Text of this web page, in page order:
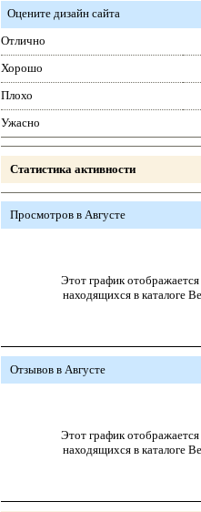
Оцените дизайн сайта
Отлично
Хорошо
Плохо
Ужасно
Статистика активности
Просмотров в Августе
Этот график отображается
находящихся в каталоге
Отзывов в Августе
Этот график отображается
находящихся в каталоге